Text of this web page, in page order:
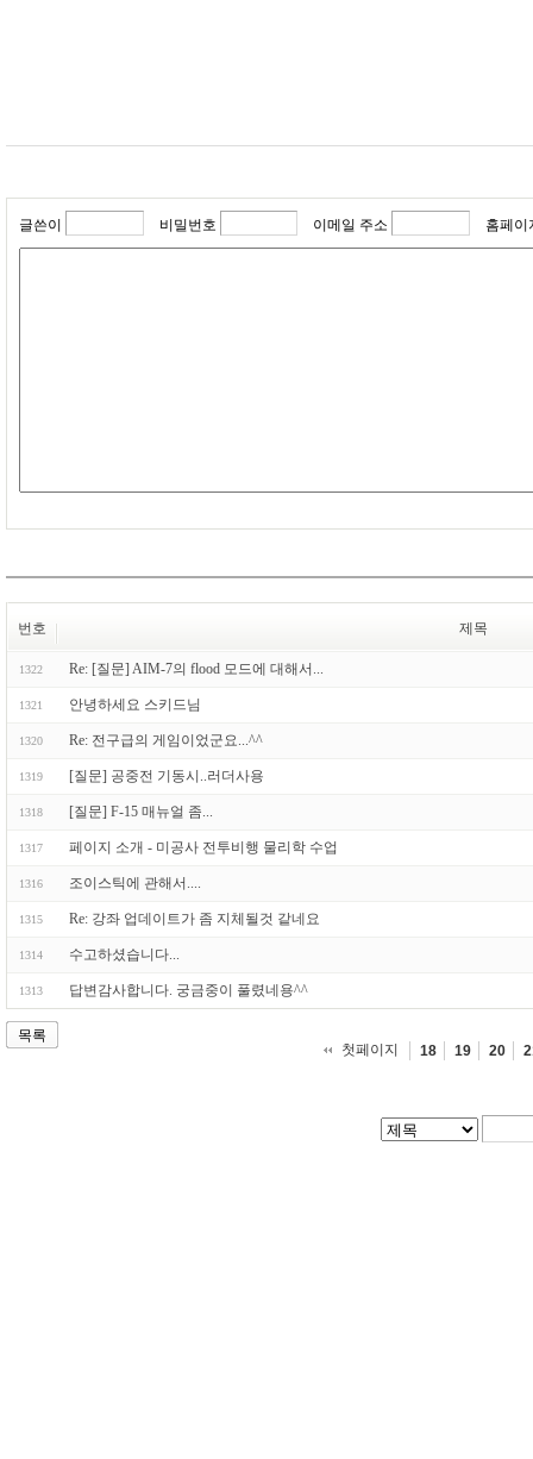
글쓴이 비밀번호 이메일 주소 홈페이
번호 제목
1322 Re: [질문] AIM-7의 flood 모드에 대해서...
1321 안녕하세요 스키드님
1320 Re: 전구급의 게임이었군요...^^
1319 [질문] 공중전 기동시..러더사용
1318 [질문] F-15 매뉴얼 좀...
1317 페이지 소개 - 미공사 전투비행 물리학 수업
1316 조이스틱에 관해서....
1315 Re: 강좌 업데이트가 좀 지체될것 같네요
1314 수고하셨습니다...
1313 답변감사합니다. 궁금중이 풀렸네용^^
목록
첫페이지
18 19 20